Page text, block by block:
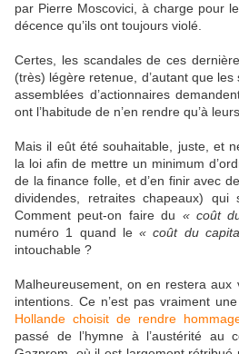
par Pierre Moscovici, à charge pour
décence qu’ils ont toujours violé.
Certes, les scandales de ces
(très) légère retenue, d’autant que
assemblées d’actionnaires
ont l’habitude de n’en rendre qu’à
Mais il eût été souhaitable, juste, et
la loi afin de mettre un minimum
de la finance folle, et d’en finir avec
dividendes, retraites chapeaux)
Comment peut-on faire du « coût
numéro 1 quand le« coût du
intouchable ?
Malheureusement, on en restera
intentions. Ce n’est pas vraiment
Hollande choisit de rendre
passé de l’hymne à l’austérité au